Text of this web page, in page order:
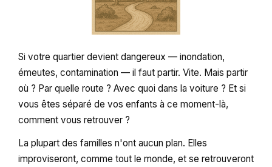
Si votre quartier devient dangereux — inondation,
émeutes, contamination — il faut partir. Vite. Mais partir
où ? Par quelle route ? Avec quoi dans la voiture ? Et si
vous êtes séparé de vos enfants à ce moment-là,
comment vous retrouver ?
La plupart des familles n'ont aucun plan. Elles
improviseront, comme tout le monde, et se retrouveront